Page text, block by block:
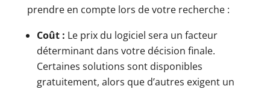
prendre en compte lors de votre recherche :
Coût : Le prix du logiciel sera un facteur
déterminant dans votre décision finale.
Certaines solutions sont disponibles
gratuitement, alors que d’autres exigent un